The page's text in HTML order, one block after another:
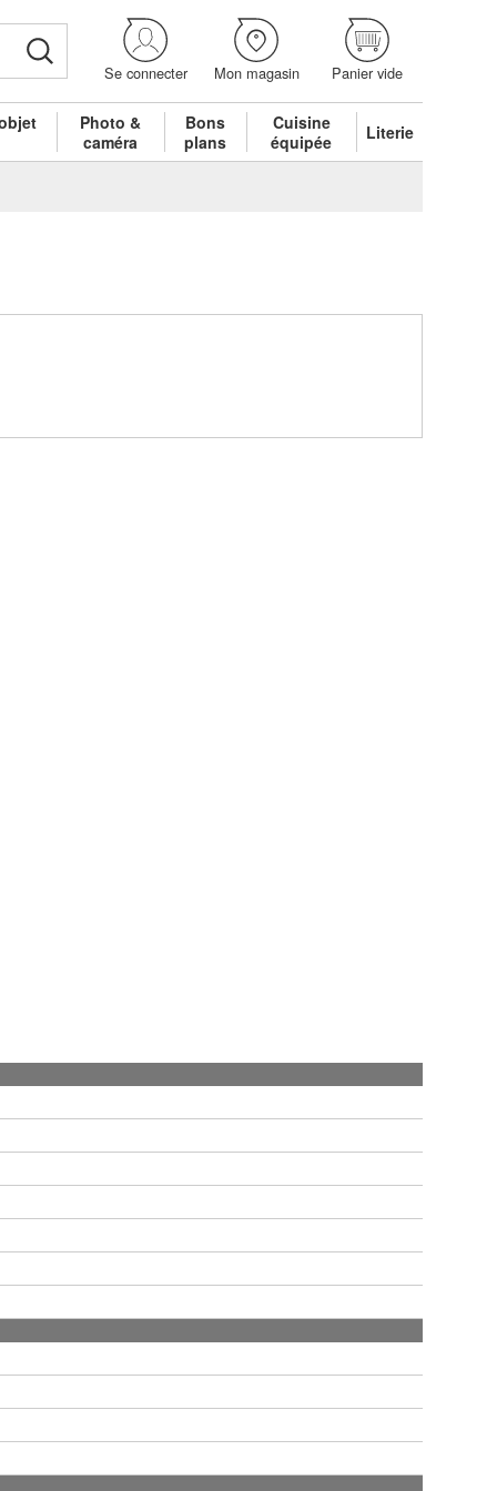
Se connecter Mon magasin Panier vide
Photo &
caméra
Bons
plans
Cuisine
équipée
Literie